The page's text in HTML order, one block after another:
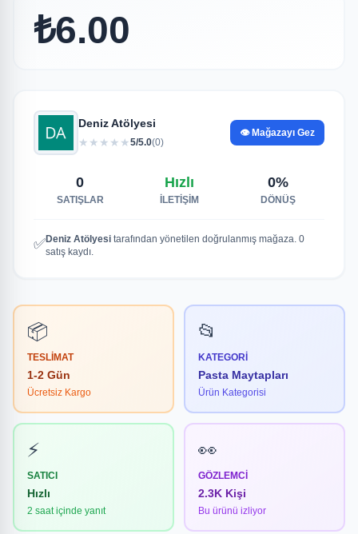
₺6.00
Deniz Atölyesi
★ ★ ★ ★ ★5/5.0(0)
👁️ Mağazayı Gez
0
SATIŞLAR
Hızlı
İLETİŞİM
0%
DÖNÜŞ
✅Deniz Atölyesi tarafından yönetilen doğrulanmış mağaza. 0
satış kaydı.
📦
TESLIMAT
1-2 Gün
Ücretsiz Kargo
📂
KATEGORI
Pasta Maytapları
Ürün Kategorisi
⚡
SATICI
Hızlı
2 saat içinde yanıt
👀
GÖZLEMCI
2.3K Kişi
Bu ürünü izliyor